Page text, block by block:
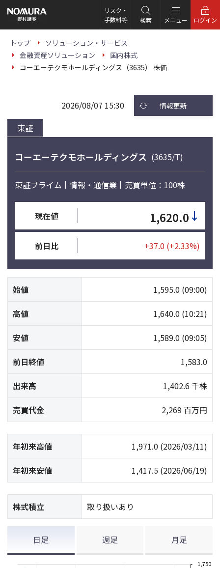
の
ー
リスク・
手数料等
検索 メニュー ログイン
トップ
ソリューション・サービス
金融資産ソリューション
国内株式
コーエーテクモホールディングス（3635） 株価
東証
2026/08/07 15:30 情報更新
コーエーテクモホールディングス (3635/T)
東証プライム 情報・通信業 売買単位：100株
現在値 1,620.0 ↓
前日比 +37.0 (+2.33%)
始値 1,595.0 (09:00)
高値 1,640.0 (10:21)
安値 1,589.0 (09:05)
前日終値 1,583.0
出来高 1,402.6 千株
売買代金 2,269 百万円
年初来高値 1,971.0 (2026/03/11)
年初来安値 1,417.5 (2026/06/19)
株式積立 取り扱いあり
日足 週足 月足
1,750